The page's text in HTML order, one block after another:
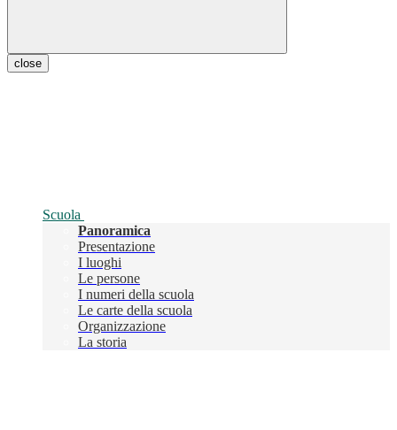
close
Scuola
Panoramica
Presentazione
I luoghi
Le persone
I numeri della scuola
Le carte della scuola
Organizzazione
La storia